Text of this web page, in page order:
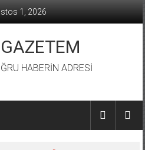
1, 2026
GAZETEM
HABERİN ADRESİ